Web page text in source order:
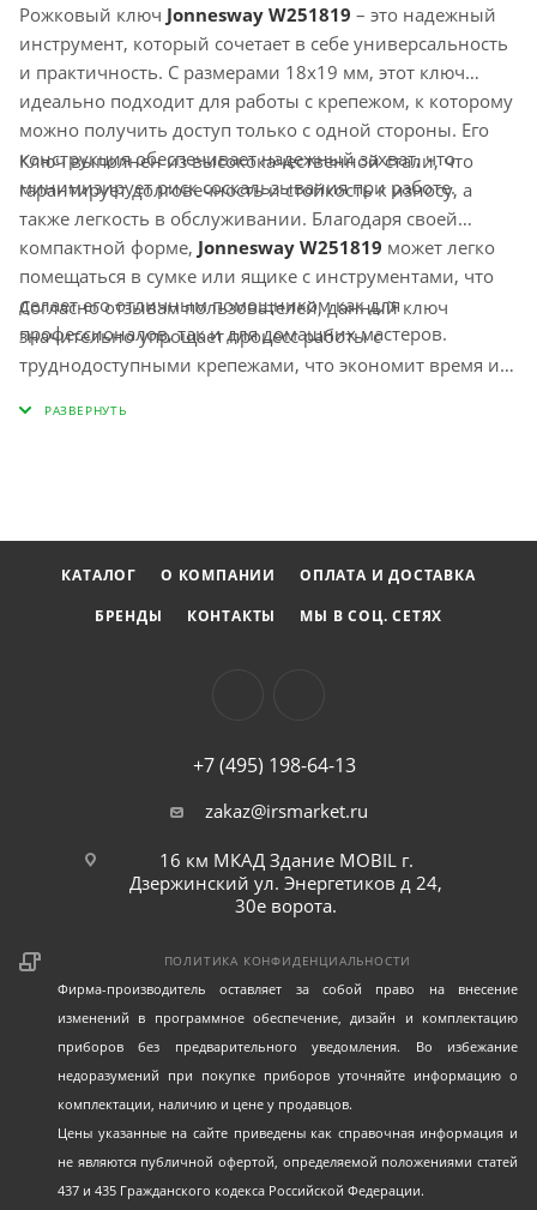
Рожковый ключ Jonnesway W251819 – это надежный
инструмент, который сочетает в себе универсальность
и практичность. С размерами 18х19 мм, этот ключ
идеально подходит для работы с крепежом, к которому
можно получить доступ только с одной стороны. Его
конструкция обеспечивает надежный захват, что
минимизирует риск соскальзывания при работе.
Ключ выполнен из высококачественной стали, что
гарантирует долговечность и стойкость к износу, а
также легкость в обслуживании. Благодаря своей
компактной форме, Jonnesway W251819 может легко
помещаться в сумке или ящике с инструментами, что
делает его отличным помощником как для
профессионалов, так и для домашних мастеров.
Согласно отзывам пользователей, данный ключ
значительно упрощает процесс работы с
труднодоступными крепежами, что экономит время и
в вашем наборе инструментов, повышая
КАТАЛОГ О КОМПАНИИ
ОПЛАТА И ДОСТАВКА
БРЕНДЫ
КОНТАКТЫ МЫ В СОЦ. СЕТЯХ
+7 (495) 198-64-13
zakaz@irsmarket.ru
16 км МКАД Здание MOBIL г.
Дзержинский ул. Энергетиков д 24,
30е ворота.
ПОЛИТИКА КОНФИДЕНЦИАЛЬНОСТИ
Фирма-производитель оставляет за собой право на внесение
изменений в программное обеспечение, дизайн и комплектацию
приборов без предварительного уведомления. Во избежание
недоразумений при покупке приборов уточняйте информацию о
комплектации, наличию и цене у продавцов.
Цены указанные на сайте приведены как справочная информация и
не являются публичной офертой, определяемой положениями статей
437 и 435 Гражданского кодекса Российской Федерации.